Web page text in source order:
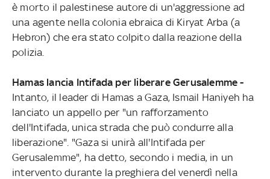
è morto il palestinese autore di un'aggressione ad
una agente nella colonia ebraica di Kiryat Arba (a
Hebron) che era stato colpito dalla reazione della
polizia.
Hamas lancia Intifada per liberare Gerusalemme -
Intanto, il leader di Hamas a Gaza, Ismail Haniyeh ha
lanciato un appello per "un rafforzamento
dell'Intifada, unica strada che può condurre alla
liberazione". "Gaza si unirà all'Intifada per
Gerusalemme", ha detto, secondo i media, in un
intervento durante la preghiera del venerdì nella